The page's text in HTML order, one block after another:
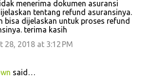
menerima dokumen asuransi
tentang refund asuransinya.
bisa dijelaskan untuk proses refund
terima kasih
28, 2018 at 3:12 PM
said…